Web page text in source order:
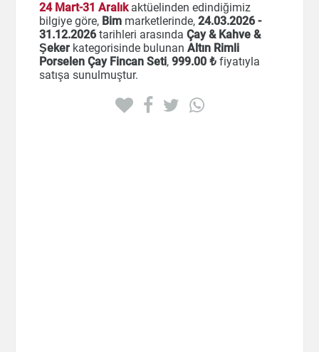
24 Mart-31 Aralıkaktüelinden edindiğimiz
bilgiye göre, Bim marketlerinde,24.03.2026 -
31.12.2026 tarihleri arasındaÇay & Kahve &
Şeker kategorisinde bulunanAltın Rimli
Porselen Çay Fincan Seti,999.00 ₺ fiyatıyla
satışa sunulmuştur.